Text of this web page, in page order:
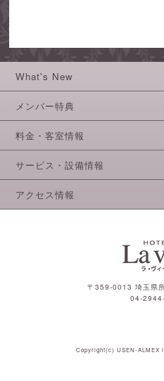
What's New
メンバー特典
料金・客室情報
サービス・設備情報
アクセス情報
〒359-0013 埼玉県
04-
Copyright(c)USEN-ALMEX